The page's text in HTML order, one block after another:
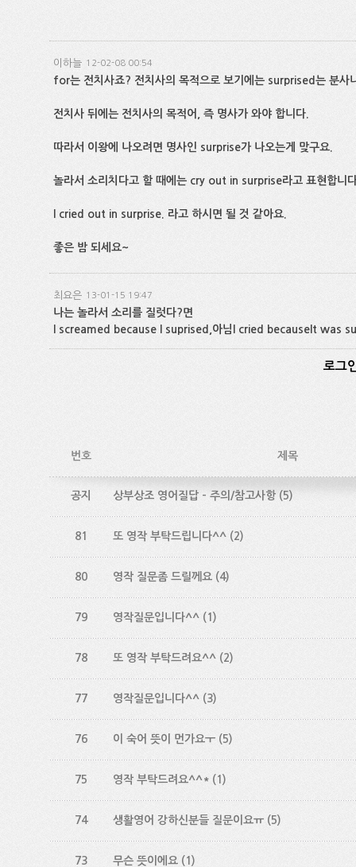
이하늘 12-02-08 00:54
for는 전치사죠? 전치사의 목적으로 보기에는 surprised는 분사
전치사 뒤에는 전치사의 목적어, 즉 명사가 와야 합니다.
따라서 이왕에 나오려면 명사인 surprise가 나오는게 맞구요.
놀라서 소리치다고 할 때에는 cry out in surprise라고 표현합니
I cried out in surprise. 라고 하시면 될 것 같아요.
좋은 밤 되세요~
최요은 13-01-15 19:47
나는 놀라서 소리를 질럿다?면
I screamed because I suprised,아님I cried becauseIt was
로그
번호 제목
공지 상부상조 영어질답 - 주의/참고사항 (5)
81 또 영작 부탁드립니다^^ (2)
80 영작 질문좀 드릴께요 (4)
79 영작질문입니다^^ (1)
78 또 영작 부탁드려요^^ (2)
77 영작질문입니다^^ (3)
76 이 숙어 뜻이 먼가요ㅜ (5)
75 영작 부탁드려요^^* (1)
74 생활영어 강하신분들 질문이요ㅠ (5)
73 무슨 뜻이에요 (1)